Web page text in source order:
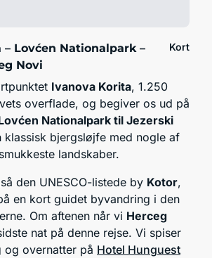
– Lovćen Nationalpark –
Novi
Kort
Ivanova Korita, 1.250
overflade, og begiver os ud på
Nationalpark til Jezerski
klassisk bjergsløjfe med nogle af
landskaber.
den UNESCO-listede by Kotor,
en kort guidet byvandring i den
Om aftenen når vi Herceg
nat på denne rejse. Vi spiser
overnatter på Hotel Hunguest